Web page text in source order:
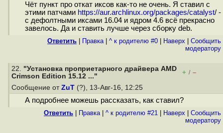
Чёт пункт про откат иксов как-то не очень. Я ставил с
этими патчами https://aur.archlinux.org/packages/catalyst/ -
с дефолтными иксами 16.04 и ядром 4.6 всё прекрасно
завелось. Да и ставить лучше через сборку deb.
Ответить Правка| ^ к родителю #0 Наверх
Cообщить
модератору
22. "Установка проприетарного драйвера AMD
Crimson Edition 15.12 ..."
+ / –
Сообщение от ZuT (?), 13-Авг-16, 12:25
А подробнее можешь рассказать, как ставил?
Ответить Правка| ^ к родителю #21 Наверх
Cообщить
модератору